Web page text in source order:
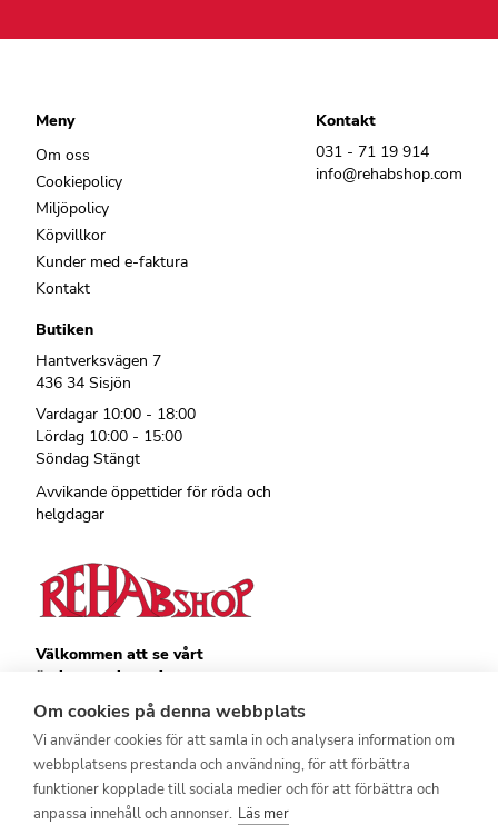
Om cookies på denna webbplats
Vi använder cookies för att samla in och analysera information om
webbplatsens prestanda och användning, för att förbättra
funktioner kopplade till sociala medier och för att förbättra och
anpassa innehåll och annonser. Läs mer
Meny
Om oss
Cookiepolicy
Miljöpolicy
Köpvillkor
Kunder med e-faktura
Kontakt
Kontakt
031 - 71 19 914
info@rehabshop.com
Butiken
Hantverksvägen 7
436 34 Sisjön
Vardagar 10:00 - 18:00
Lördag 10:00 - 15:00
Söndag Stängt
Avvikande öppettider för röda och
helgdagar
Välkommen att se vårt
övriga sortiment!
Royalrest
Heatknife
Bauerfeind
Stimulite